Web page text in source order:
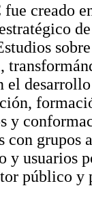
creado
el
y
con grupos
y usuarios
público y